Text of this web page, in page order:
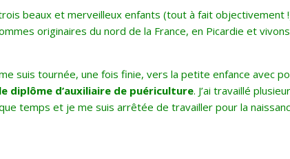
beaux et merveilleux enfants (tout à fait objectivement
originaires du nord de la France, en Picardie et vivons
suis tournée, une fois finie, vers la petite enfance avec
le diplôme d’auxiliaire de puériculture. J’ai travaillé
temps et je me suis arrêtée de travailler pour la